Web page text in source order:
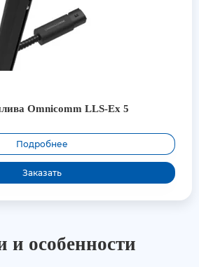
Omnicomm LLS-Ex 5
Подробнее
Заказать
и особенности